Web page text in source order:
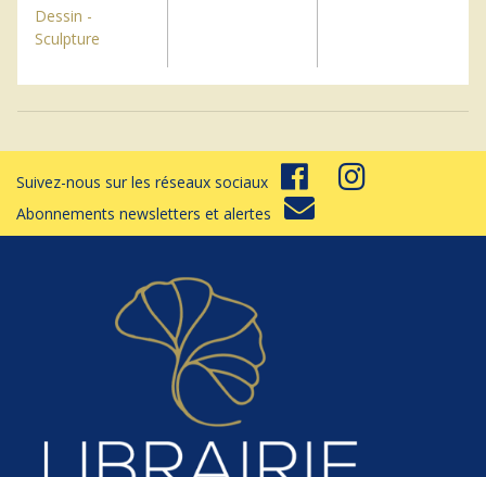
Dessin -
Sculpture
Suivez-nous sur les réseaux sociaux
Abonnements newsletters et alertes